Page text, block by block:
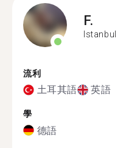
F.
Istanbul
流利
土耳其語 英語
學
德語